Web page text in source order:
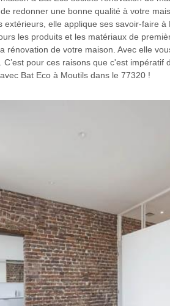
redonner une bonne qualité à votre
extérieurs, elle applique ses savoir-faire à
les produits et les matériaux de
rénovation de votre maison. Avec elle
C’est pour ces raisons que c'est impératif
Bat Eco à Moutils dans le 77320 !